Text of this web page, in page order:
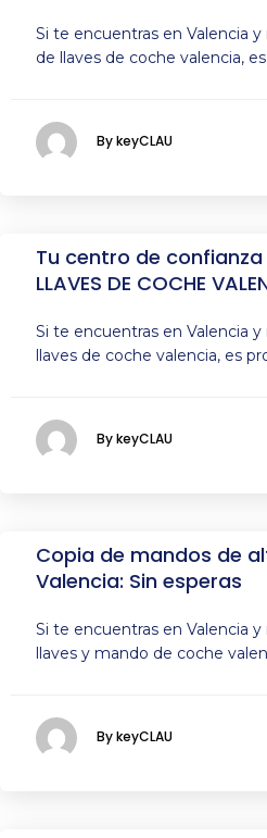
Si te encuentras en Valencia
de llaves de coche valencia,
By keyCLAU
Tu centro de confianza
LLAVES DE COCHE
Si te encuentras en Valencia
llaves de coche valencia, es
By keyCLAU
Copia de mandos de
Valencia: Sin esperas
Si te encuentras en Valencia
llaves y mando de coche
By keyCLAU